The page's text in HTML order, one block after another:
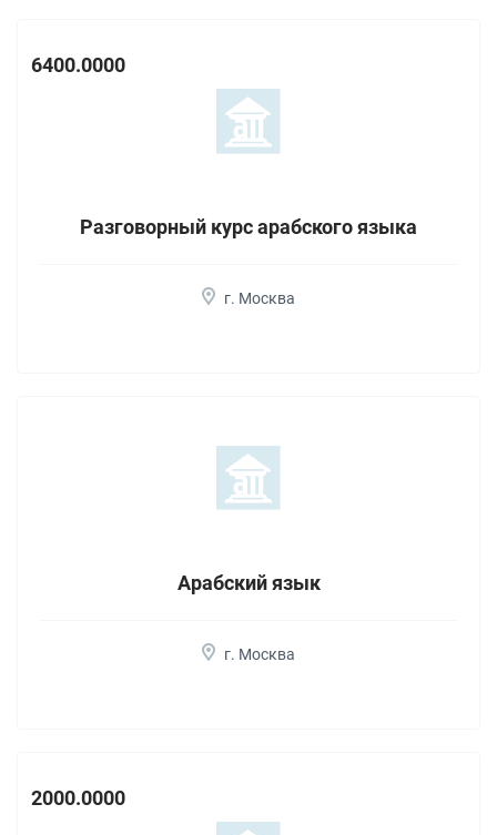
6400.0000
Разговорный курс арабского языка
г. Москва
Арабский язык
г. Москва
2000.0000